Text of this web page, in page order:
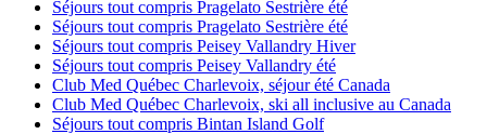
Séjours tout compris Pragelato Sestrière été
Séjours tout compris Pragelato Sestrière été
Séjours tout compris Peisey Vallandry Hiver
Séjours tout compris Peisey Vallandry été
Club Med Québec Charlevoix, séjour été Canada
Club Med Québec Charlevoix, ski all inclusive au Canada
Séjours tout compris Bintan Island Golf